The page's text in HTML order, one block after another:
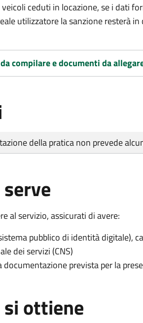
veicoli ceduti in locazione, se i dati
utilizzatore la sanzione resterà
compilare e documenti da
della pratica non prevede
serve
al servizio, assicurati di avere:
pubblico di identità digitale),
dei servizi (CNS)
prevista per la
si ottiene